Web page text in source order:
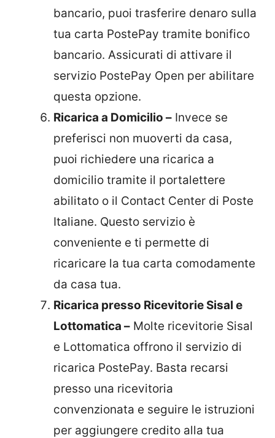
bancario, puoi trasferire denaro sulla
tua carta PostePay tramite bonifico
bancario. Assicurati di attivare il
servizio PostePay Open per abilitare
questa opzione.
Ricarica a Domicilio – Invece se
preferisci non muoverti da casa,
puoi richiedere una ricarica a
domicilio tramite il portalettere
abilitato o il Contact Center di Poste
Italiane. Questo servizio è
conveniente e ti permette di
ricaricare la tua carta comodamente
da casa tua.
Ricarica presso Ricevitorie Sisal e
Lottomatica – Molte ricevitorie Sisal
e Lottomatica offrono il servizio di
ricarica PostePay. Basta recarsi
presso una ricevitoria
convenzionata e seguire le istruzioni
per aggiungere credito alla tua